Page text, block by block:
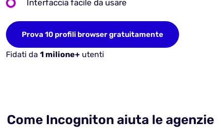
Interfaccia facile da usare
Prova 10 profili browser gratuitamente
Fidati da 1 milione+ utenti
Come Incogniton aiuta le agenzie